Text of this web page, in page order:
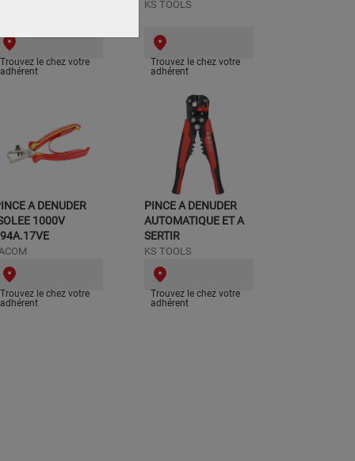
Trouvez le chez votre
adhérent
KS TOOLS
Trouvez le chez votre
adhérent
A DENUDER
1000V
Trouvez le chez votre
adhérent
PINCE A DENUDER
AUTOMATIQUE ET A
SERTIR
KS TOOLS
Trouvez le chez votre
adhérent